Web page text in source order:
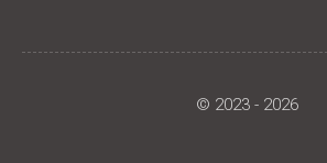
© 2023 - 2026